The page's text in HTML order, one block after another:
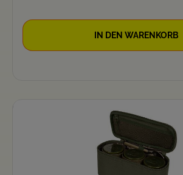
IN DEN WARENKORB